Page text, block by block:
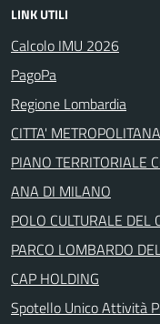
LINK UTILI
Calcolo IMU 2026
PagoPa
Regione Lombardia
CITTA'
PIANO TERRITORIALE
ANA DI MILANO
POLO CULTURALE DEL
PARCO LOMBARDO
CAP HOLDING
Spotello Unico Attività